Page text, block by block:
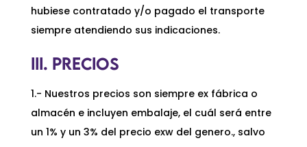
hubiese contratado y/o pagado el transporte
siempre atendiendo sus indicaciones.
III. PRECIOS
1.- Nuestros precios son siempre ex fábrica o
almacén e incluyen embalaje, el cuál será entre
un 1% y un 3% del precio exw del genero., salvo